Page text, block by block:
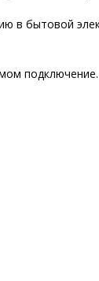
в бытовой
подключение.